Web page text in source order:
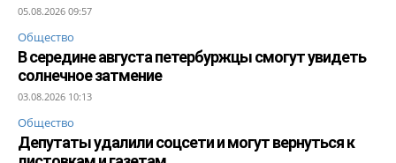
05.08.2026 09:57
Общество
В середине августа петербуржцы смогут увидеть
солнечное затмение
03.08.2026 10:13
Общество
Депутаты удалили соцсети и могут вернуться к